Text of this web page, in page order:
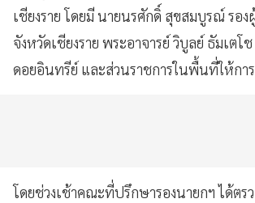
เชียงราย โดยมี นายนรศักดิ์ สุขสมบูรณ์ รอง
จังหวัดเชียงราย พระอาจารย์ วิบูลย์ ธัมเต
ดอยอินทรีย์ และส่วนราชการในพื้นที่ให้กา
โดยช่วงเช้าคณะที่ปรึกษารองนายกฯ ได้ต